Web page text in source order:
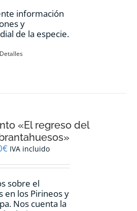
información
y
de la especie.
Detalles
«El regreso del
€ IVA incluido
sobre el
en los Pirineos y
Nos cuenta la